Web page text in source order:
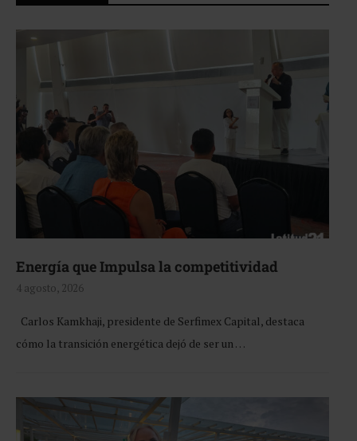
Energía que Impulsa la competitividad
4 agosto, 2026
Carlos Kamkhaji, presidente de Serfimex Capital, destaca
cómo la transición energética dejó de ser un …